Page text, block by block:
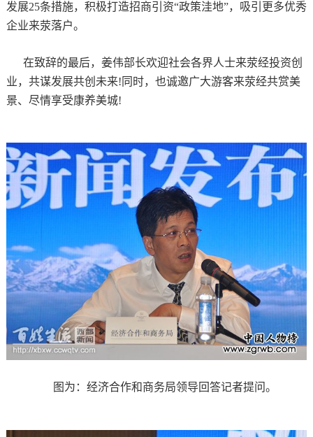
发展25条措施，积极打造招商引资“政策洼地”，吸引更多优秀
企业来荥落户。
在致辞的最后，姜伟部长欢迎社会各界人士来荥经投资创
业，共谋发展共创未来!同时，也诚邀广大游客来荥经共赏美
景、尽情享受康养美城!
图为：经济合作和商务局领导回答记者提问。